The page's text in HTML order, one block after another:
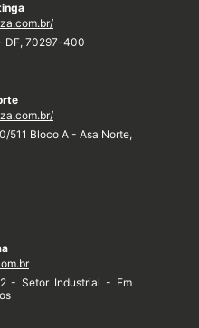
DF, 70297-400
511 Bloco A - Asa Norte,
- Setor Industrial - Em